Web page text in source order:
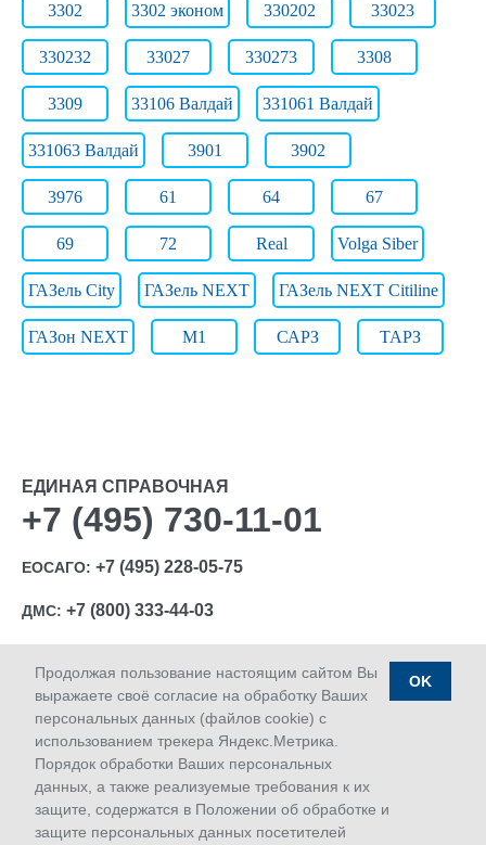
3302 3302 эконом 330202 33023
330232 33027 330273 3308
3309 33106 Валдай 331061 Валдай
331063 Валдай 3901 3902
3976 61 64 67
69 72 Real Volga Siber
ГАЗель City ГАЗель NEXT ГАЗель NEXT Citiline
ГАЗон NEXT М1 САРЗ ТАРЗ
Продолжая пользование настоящим сайтом Вы
выражаете своё согласие на обработку Ваших
персональных данных (файлов cookie) с
использованием трекера Яндекс.Метрика.
Порядок обработки Ваших персональных
данных, а также реализуемые требования к их
защите, содержатся в Положении об обработке и
защите персональных данных посетителей
OK
ЕДИНАЯ СПРАВОЧНАЯ
+7 (495) 730-11-01
ЕОСАГО: +7 (495) 228-05-75
ДМС: +7 (800) 333-44-03
Ⓒ 1992-2026 АО «МАКС»
Лицензии Банка России: ОС № 1427-03, ОС № 1427-04,
ОС № 1427-05, СЛ № 1427, СИ № 1427, ПС № 1427 от
18.06.2018 г.; ОС № 1427-02 от 28.11.2019 г.
Дата последнего изменения сайта 08.08.2026 18:10